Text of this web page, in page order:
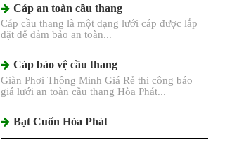
Cáp an toàn cầu thang
Cáp cầu thang là một dạng lưới cáp được lắp
đặt để đảm bảo an toàn...
Cáp bảo vệ cầu thang
Giàn Phơi Thông Minh Giá Rẻ thi công báo
giá lưới an toàn cầu thang Hòa Phát...
Bạt Cuốn Hòa Phát